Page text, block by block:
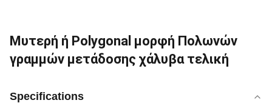
Μυτερή ή Polygonal μορφή Πολωνών
γραμμών μετάδοσης χάλυβα τελική
Specifications